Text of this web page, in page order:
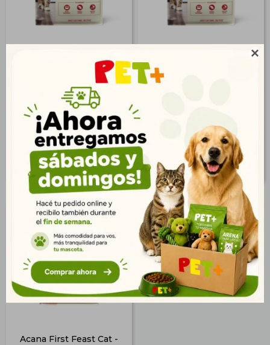

4,5 kg (10 Lb)
$ 2.495
$ 2.797
Acana Indoor Entrée Cat
$ 1.354
Acana First Feast Cat -